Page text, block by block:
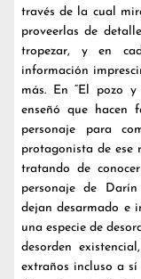
través de la cual
proveerlas de
tropezar, y en
información
más. En “El pozo
enseñó que hacen
personaje para
protagonista de ese
tratando de
personaje de
dejan desarmado e
una especie de
desorden
extraños incluso a sí